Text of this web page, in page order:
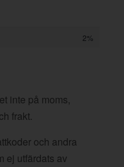
2%
inte på moms,
frakt.
och andra
ej utfärdats av